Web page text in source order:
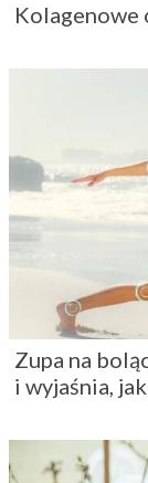
Kolagenowe
Zupa na
i wyjaśnia,